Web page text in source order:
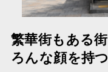
繁華街もある
ろんな顔を持